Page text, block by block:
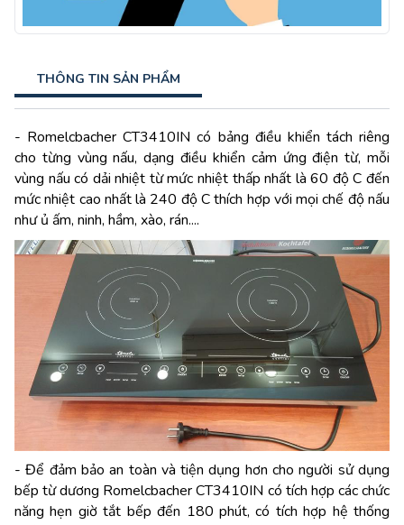
THÔNG TIN SẢN PHẨM
- Romelcbacher CT3410IN có bảng điều khiển tách riêng
cho từng vùng nấu, dạng điều khiển cảm ứng điện từ, mỗi
vùng nấu có dải nhiệt từ mức nhiệt thấp nhất là 60 độ C đến
mức nhiệt cao nhất là 240 độ C thích hợp với mọi chế độ nấu
như ủ ấm, ninh, hầm, xào, rán....
- Để đảm bảo an toàn và tiện dụng hơn cho người sử dụng
bếp từ dương Romelcbacher CT3410IN có tích hợp các chức
năng hẹn giờ tắt bếp đến 180 phút, có tích hợp hệ thống